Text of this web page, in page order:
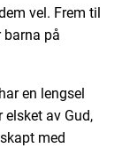
vel. Frem til
på
en lengsel
av Gud,
med